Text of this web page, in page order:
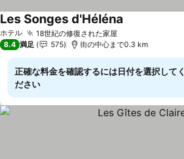
ホテル 18世紀の修復された家屋料金を表示
Les Songes d'Héléna
8.4 満足 575 街の中心まで0.3 km
正確な料金を確認するには日付を選択してく
ださい